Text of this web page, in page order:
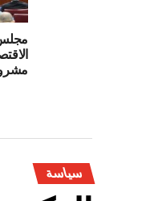
مجلس
سياسة